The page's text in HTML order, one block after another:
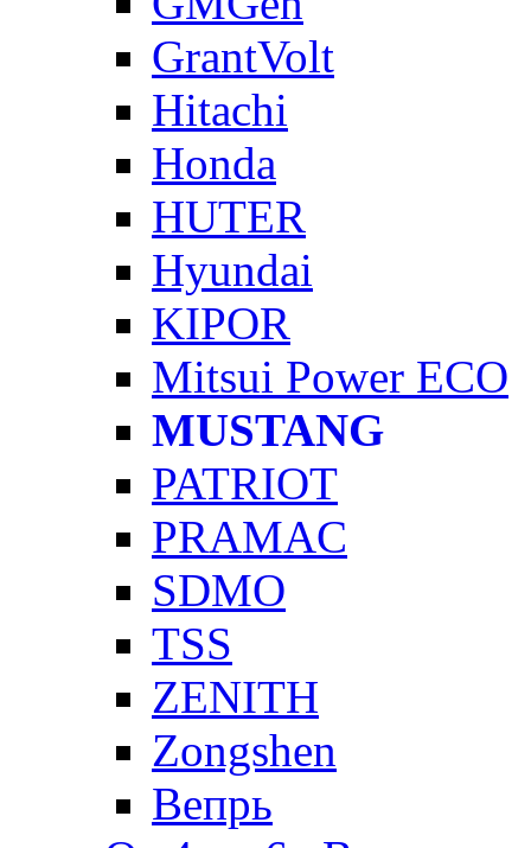
GrantVolt
Hitachi
Honda
HUTER
Hyundai
KIPOR
Mitsui Power ECO
MUSTANG
PATRIOT
PRAMAC
SDMO
TSS
ZENITH
Zongshen
Вепрь